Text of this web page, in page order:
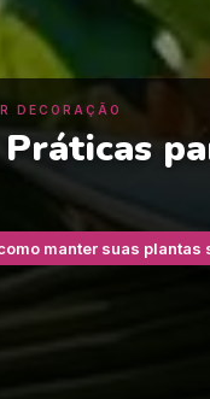
DECORAÇÃO
Práticas
manter suas plantas